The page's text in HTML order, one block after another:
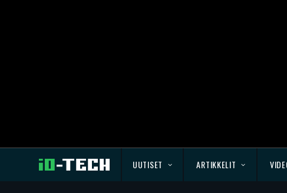
UUTISET ARTIKKELIT